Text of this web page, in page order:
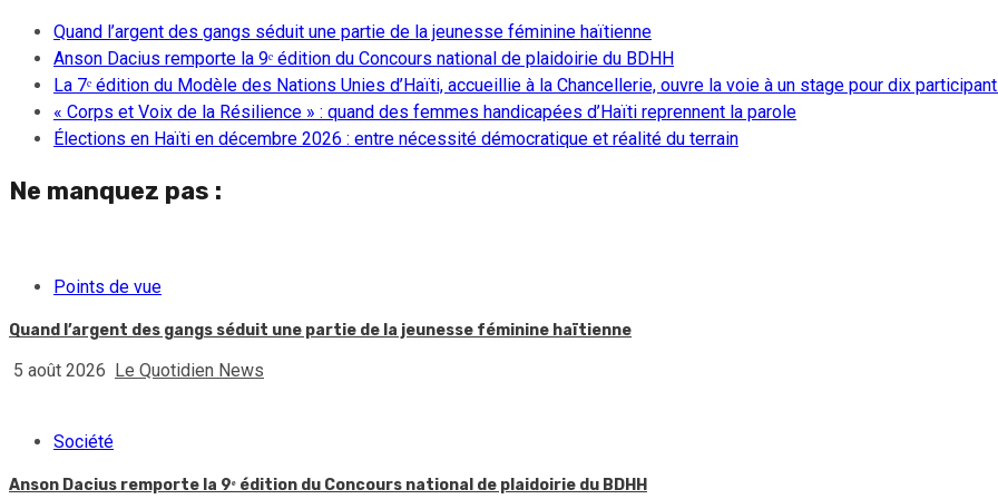
Quand l’argent des gangs séduit une partie de la jeunesse féminine haïtienne
Anson Dacius remporte la 9ᵉ édition du Concours national de plaidoirie du BDHH
La 7ᵉ édition du Modèle des Nations Unies d’Haïti, accueillie à la Chancellerie, ouvre la voie à un stage pour dix
« Corps et Voix de la Résilience » : quand des femmes handicapées d’Haïti reprennent la parole
Élections en Haïti en décembre 2026 : entre nécessité démocratique et réalité du terrain
Ne manquez pas :
Points de vue
Quand l’argent des gangs séduit une partie de la jeunesse féminine haïtienne
5 août 2026 Le Quotidien News
Société
Anson Dacius remporte la 9ᵉ édition du Concours national de plaidoirie du BDHH